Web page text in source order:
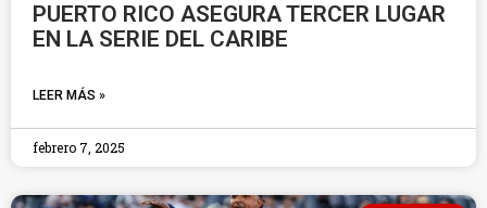
PUERTO RICO ASEGURA TERCER LUGAR
EN LA SERIE DEL CARIBE
LEER MÁS »
febrero 7, 2025